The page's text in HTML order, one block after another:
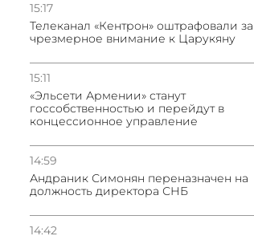
15:17
Телеканал «Кентрон» оштрафовали за
чрезмерное внимание к Царукяну
15:11
«Эльсети Армении» станут
госсобственностью и перейдут в
концессионное управление
14:59
Андраник Симонян переназначен на
должность директора СНБ
14:42